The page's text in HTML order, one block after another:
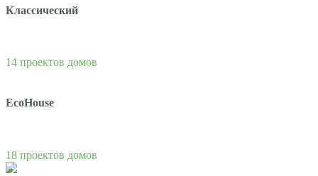
Классический
14 проектов домов
EcoHouse
18 проектов домов